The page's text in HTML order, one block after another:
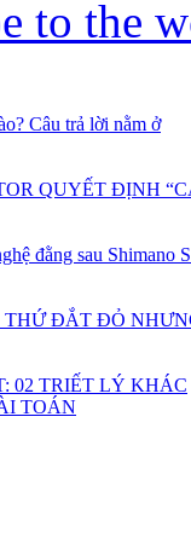
to the